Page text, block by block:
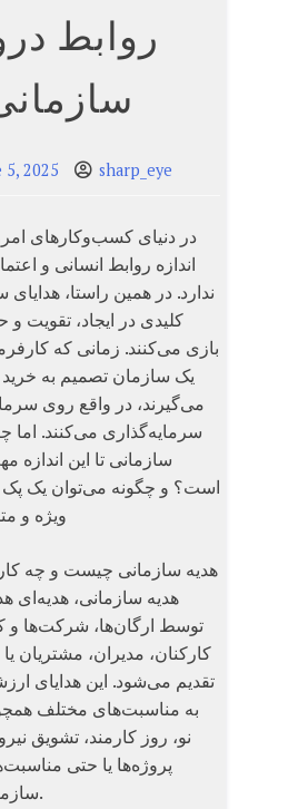
روابط
5, 2025 sharp_eye
در دنیای کسب‌وکارهای
اندازه روابط انسانی و
ندارد. در همین راستا،
کلیدی در ایجاد، تقویت
بازی می‌کنند. زمانی که
یک سازمان تصمیم به
می‌گیرند، در واقع روی
سرمایه‌گذاری می‌کنند. اما
سازمانی تا این اندازه
است؟ و چگونه می‌توان یک پک
ویژه و
هدیه سازمانی چیست و چه
هدیه سازمانی، هدیه‌‌ای
توسط ارگان‌ها، شرکت‌ها و
کارکنان، مدیران، مشتریان
تقدیم می‌شود. این هدایای
به مناسبت‌های مختلف
نو، روز کارمند، تشویق
پروژه‌ها یا حتی
سازمانی ارائه شوند.